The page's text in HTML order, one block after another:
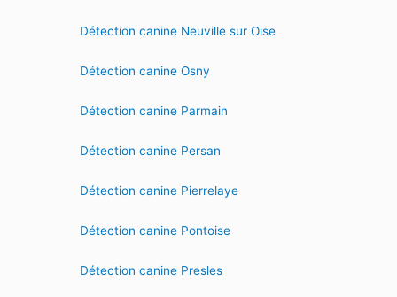
Détection canine Neuville sur Oise
Détection canine Osny
Détection canine Parmain
Détection canine Persan
Détection canine Pierrelaye
Détection canine Pontoise
Détection canine Presles